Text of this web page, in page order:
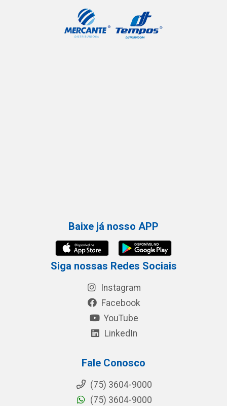
Baixe já nosso APP
Siga nossas Redes Sociais
Instagram
Facebook
YouTube
LinkedIn
Fale Conosco
(75) 3604-9000
(75) 3604-9000